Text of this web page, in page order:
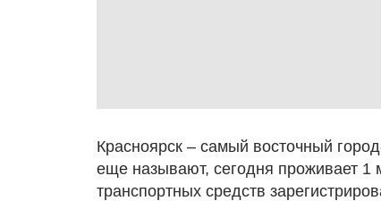
Красноярск – самый восточный
еще называют, сегодня проживает 1
транспортных средств